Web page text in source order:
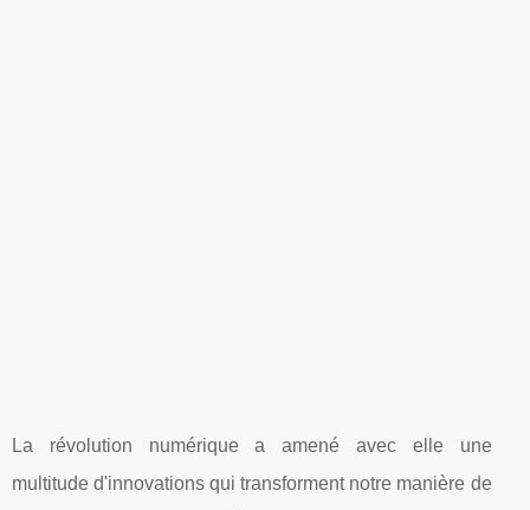
La révolution numérique a amené avec elle une
multitude d'innovations qui transforment notre manière de